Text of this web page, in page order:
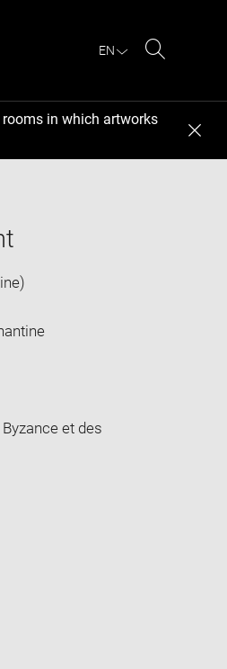
EN
in which artworks
et des